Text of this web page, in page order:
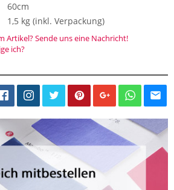
60cm
1,5 kg (inkl. Verpackung)
Artikel? Sende uns eine Nachricht!
ich?